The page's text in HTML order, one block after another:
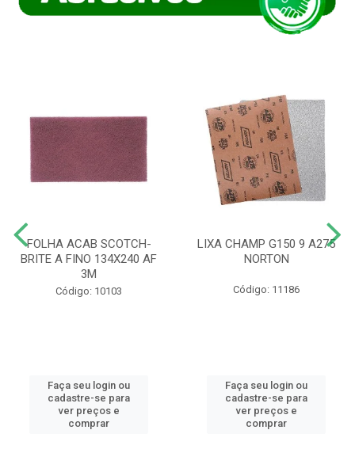
FOLHA ACAB SCOTCH-
BRITE A FINO 134X240 AF
3M
Código: 10103
Faça seu login ou
cadastre-se para
ver preços e
comprar
LIXA CHAMP G150 9 A275
NORTON
Código: 11186
Faça seu login ou
cadastre-se para
ver preços e
comprar